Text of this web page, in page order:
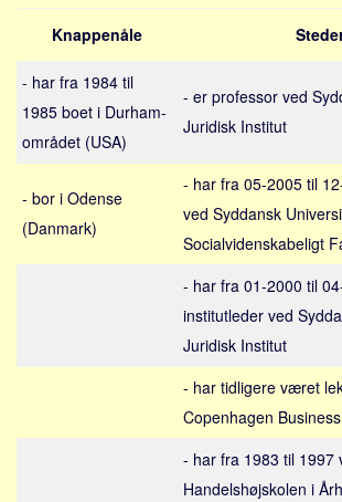
Sverige
Norge
Thailand
Italien
Grækenland
USA
Alle
Investering
Knappenåle
- har fra 1984 til
1985 boet i Durham-
området (USA)
- er professor ved
Juridisk Institut
- bor i Odense
(Danmark)
- har fra 05-2005 til
ved Syddansk
Socialvidenskabeligt
- har fra 01-2000 til
institutleder ved
Juridisk Institut
- har tidligere været
Copenhagen
- har fra 1983 til 1997
Handelshøjskolen i